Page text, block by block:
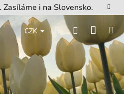
i na Slovensko.
CZK HledatPřihlášení
košík